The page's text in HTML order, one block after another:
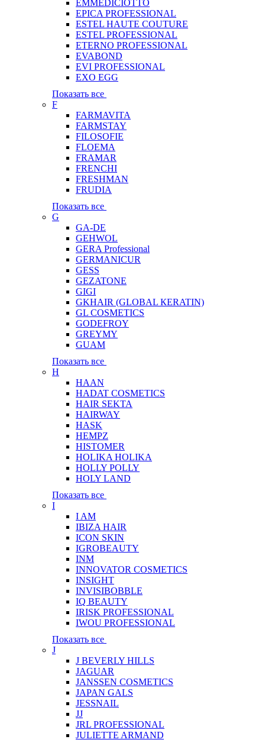
EMMEDICIOTTO
EPICA PROFESSIONAL
ESTEL HAUTE COUTURE
ESTEL PROFESSIONAL
ETERNO PROFESSIONAL
EVABOND
EVI PROFESSIONAL
EXO EGG
Показать все
F
FARMAVITA
FARMSTAY
FILOSOFIE
FLOEMA
FRAMAR
FRENCHI
FRESHMAN
FRUDIA
Показать все
G
GA-DE
GEHWOL
GERA Professional
GERMANICUR
GESS
GEZATONE
GIGI
GKHAIR (GLOBAL КЕRATIN)
GL COSMETICS
GODEFROY
GREYMY
GUAM
Показать все
H
HAAN
HADAT COSMETICS
HAIR SEKTA
HAIRWAY
HASK
HEMPZ
HISTOMER
HOLIKA HOLIKA
HOLLY POLLY
HOLY LAND
Показать все
I
I AM
IBIZA HAIR
ICON SKIN
IGROBEAUTY
INM
INNOVATOR COSMETICS
INSIGHT
INVISIBOBBLE
IQ BEAUTY
IRISK PROFESSIONAL
IWOU PROFESSIONAL
Показать все
J
J BEVERLY HILLS
JAGUAR
JANSSEN COSMETICS
JAPAN GALS
JESSNAIL
JJ
JRL PROFESSIONAL
JULIETTE ARMAND